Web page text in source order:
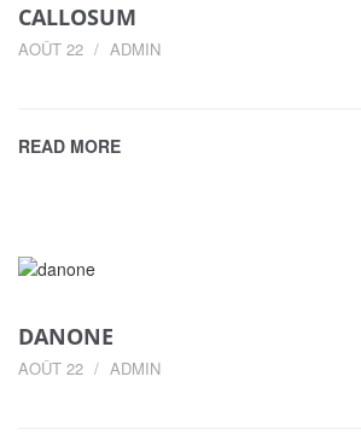
CALLOSUM
AOÛT 22 ADMIN
READ MORE
DANONE
AOÛT 22 ADMIN